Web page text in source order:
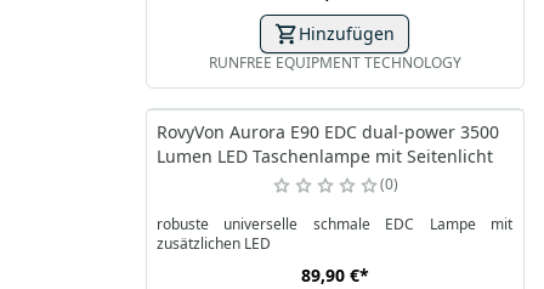
Hinzufügen
RUNFREE EQUIPMENT TECHNOLOGY
RovyVon Aurora E90 EDC dual-power 3500
Lumen LED Taschenlampe mit Seitenlicht
0
robuste universelle schmale EDC Lampe mit
zusätzlichen LED
89,90 €*